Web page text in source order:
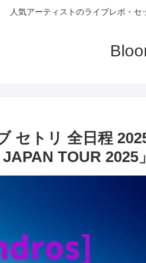
人気アーティストのライブレポ・
セトリ 全日程
TOUR 2025」